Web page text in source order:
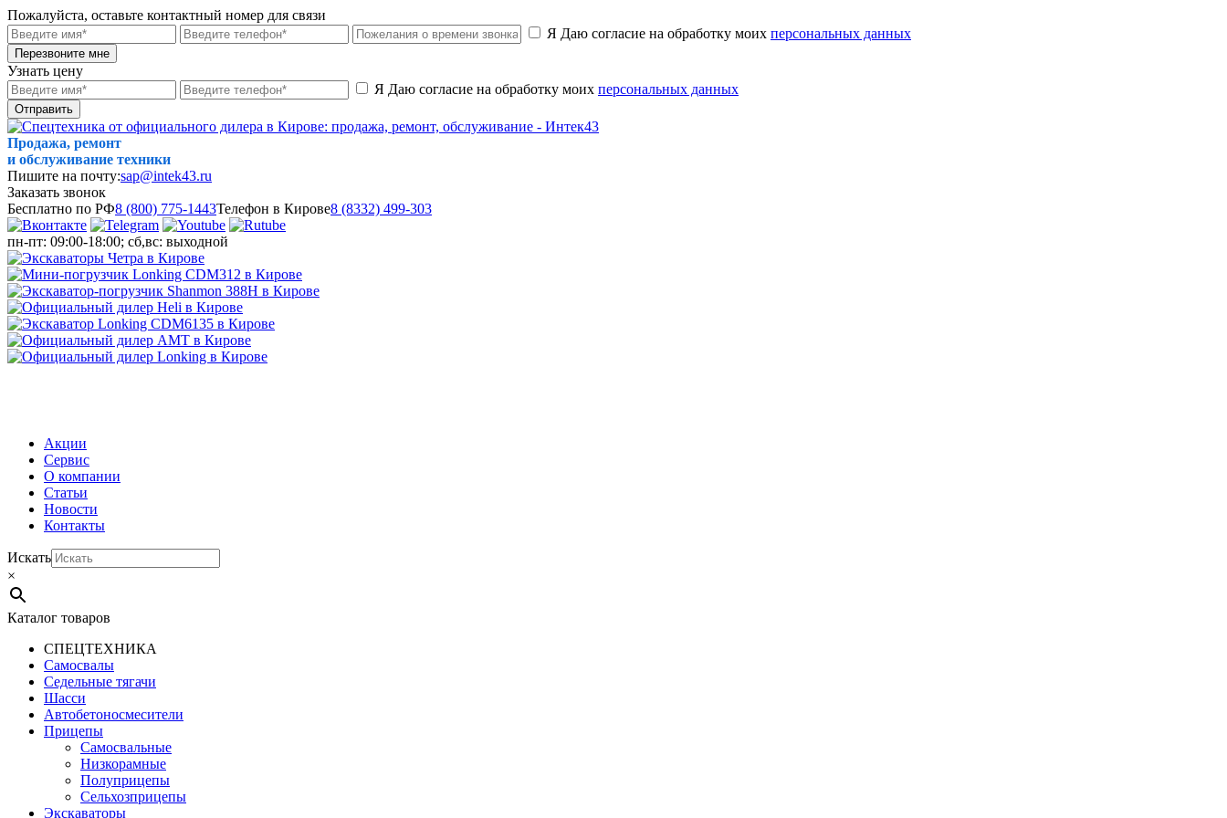
Пожалуйста, оставьте контактный номер для связи
Я Даю согласие на обработку моих персональных данных
Перезвоните мне
Узнать цену
Я Даю согласие на обработку моих персональных данных
Отправить
Продажа, ремонт
и обслуживание техники
Пишите на почту:sap@intek43.ru
Заказать звонок
Бесплатно по РФ8 (800) 775-1443Телефон в Кирове8 (8332) 499-303
пн-пт: 09:00-18:00; сб,вс: выходной
Акции
Сервис
О компании
Статьи
Новости
Контакты
Искать
×
Каталог товаров
СПЕЦТЕХНИКА
Самосвалы
Седельные тягачи
Шасси
Автобетоно­смесители
Прицепы
Самосвальные
Низкорамные
Полуприцепы
Сельхозприцепы
Экскаваторы